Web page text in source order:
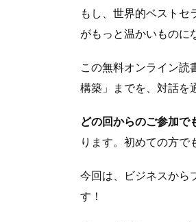
もし、世界的ベストセ
がもっと温かいものに
この無料オンライン読
構築」までを、対話を
どの回からのご参加で
ります。初めての方で
今回は、ビジネスから
す！